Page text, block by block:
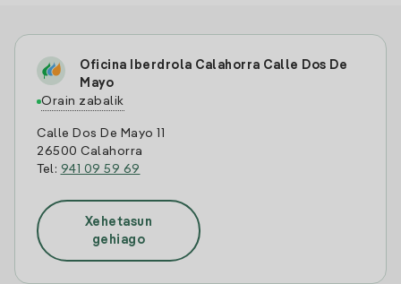
Oficina Iberdrola Calahorra Calle Dos De
Mayo
Orain zabalik
Calle Dos De Mayo 11
26500 Calahorra
Tel: 941 09 59 69
Xehetasun
gehiago